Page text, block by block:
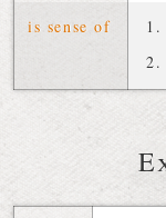
is sense of